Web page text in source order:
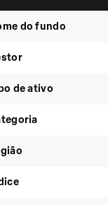
do fundo
de ativo